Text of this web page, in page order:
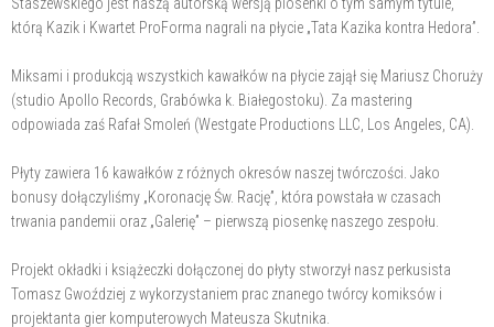
którą Kazik i Kwartet ProForma nagrali na płycie „Tata Kazika kontra Hedora”.
Miksami i produkcją wszystkich kawałków na płycie zajął się Mariusz Choruży
(studio Apollo Records, Grabówka k. Białegostoku). Za mastering
odpowiada zaś Rafał Smoleń (Westgate Productions LLC, Los Angeles, CA).
Płyty zawiera 16 kawałków z różnych okresów naszej twórczości. Jako
bonusy dołączyliśmy „Koronację Św. Rację”, która powstała w czasach
trwania pandemii oraz „Galerię” – pierwszą piosenkę naszego zespołu.
Projekt okładki i książeczki dołączonej do płyty stworzył nasz perkusista
Tomasz Gwoździej z wykorzystaniem prac znanego twórcy komiksów i
projektanta gier komputerowych Mateusza Skutnika.